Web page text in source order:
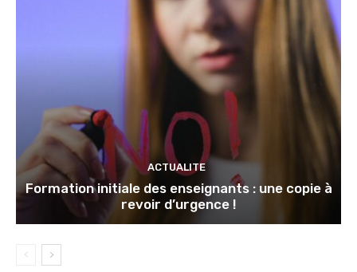
ACTUALITE
Formation initiale des enseignants : une copie à
revoir d’urgence !